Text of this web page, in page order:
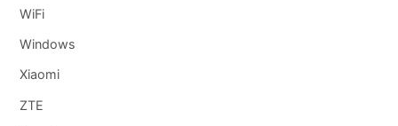
WiFi
Windows
Xiaomi
ZTE